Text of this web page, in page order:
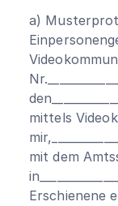
a)
mittels
mit dem
Erschienene